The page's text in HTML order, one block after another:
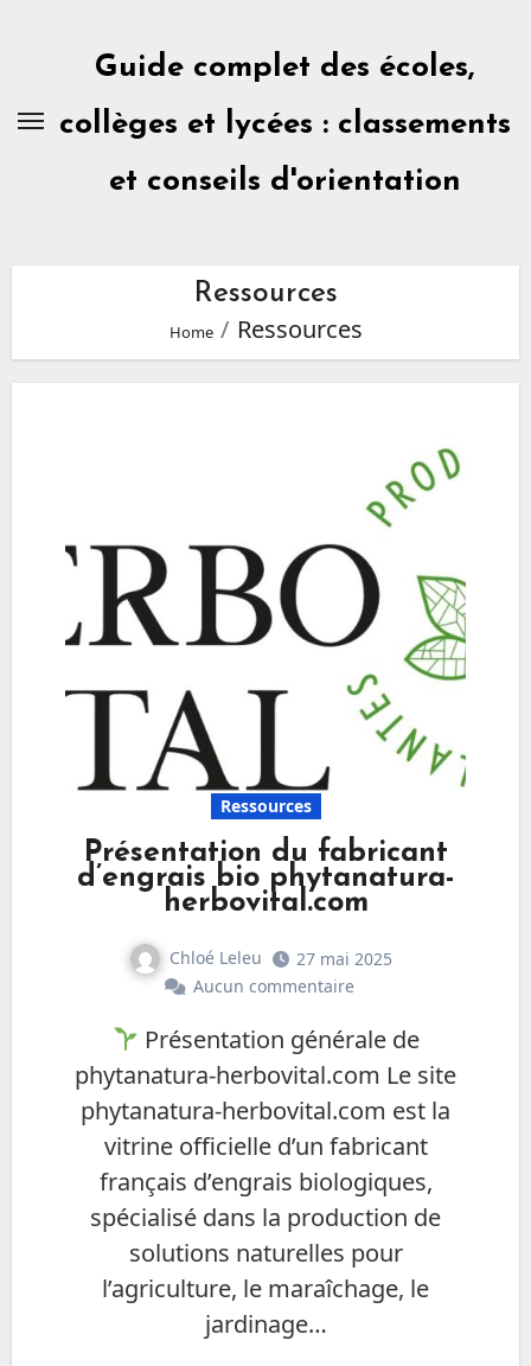
Guide complet des écoles,
collèges et lycées : classements
et conseils d'orientation
Ressources
Home Ressources
Ressources
Présentation du fabricant
d’engrais bio phytanatura-
herbovital.com
Chloé Leleu
27 mai 2025
Aucun commentaire
Présentation générale de
phytanatura-herbovital.com Le site
phytanatura-herbovital.com est la
vitrine officielle d’un fabricant
français d’engrais biologiques,
spécialisé dans la production de
solutions naturelles pour
l’agriculture, le maraîchage, le
jardinage…